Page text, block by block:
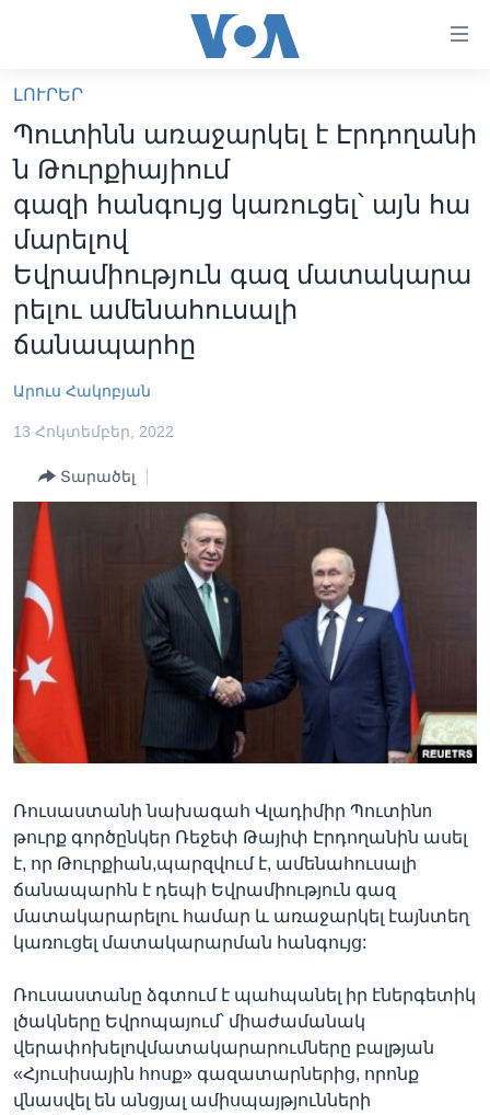
հիմնական
բովանդակությանը
անցնել
հիմնական
բովանդակությանը
հիմնական
բովանդակություն
ՍՓՅՈՒՌՔ
ՏԵՍԱՆՅՈՒԹԵՐ
ՖԻԼՄԵՐ
ՖԻԼՄԵՐ
IN ENGLISH
ՄԵՐ ՄԱՍԻՆ
ՄԵՐ ՄԱՍԻՆ
«ԱՄԵՐԻԿԱՅԻ ՁԱՅՆ»-Ի ԿԱՆՈՆԱԴՐՈՒԹՅՈՒՆ
ԿԱՊ ՄԵԶ ՀԵՏ
ՈՒԿՐԱԻՆԱԿԱՆ ՊԱՏԵՐԱԶՄ
ՀԵՏԵՒԵՔ ՄԵԶ
Լեզուներ
ԼՈՒՐԵՐ
Պուտինն առաջարկել է Էրդողանի
ն Թուրքիայիում
գազի հանգույց կառուցել՝ այն հա
մարելով
Եվրամիություն գազ մատակարա
րելու ամենահուսալի
ճանապարհը
Արուս Հակոբյան
13 Հոկտեմբեր, 2022
Տարածել
Ռուսաստանի նախագահ Վլադիմիր Պուտինn
թուրք գործընկեր Ռեջեփ Թայիփ Էրդողանին ասել
է, որ Թուրքիան,պարզվում է, ամենահուսալի
ճանապարհն է դեպի Եվրամիություն գազ
մատակարարելու համար և առաջարկել էայնտեղ
կառուցել մատակարարման հանգույց:
Ռուսաստանը ձգտում է պահպանել իր էներգետիկ
լծակները Եվրոպայում՝ միաժամանակ
վերափոխելովմատակարարումները բալթյան
«Հյուսիսային հոսք» գազատարներից, որոնք
վնասվել են անցյալ ամիսպայթյունների